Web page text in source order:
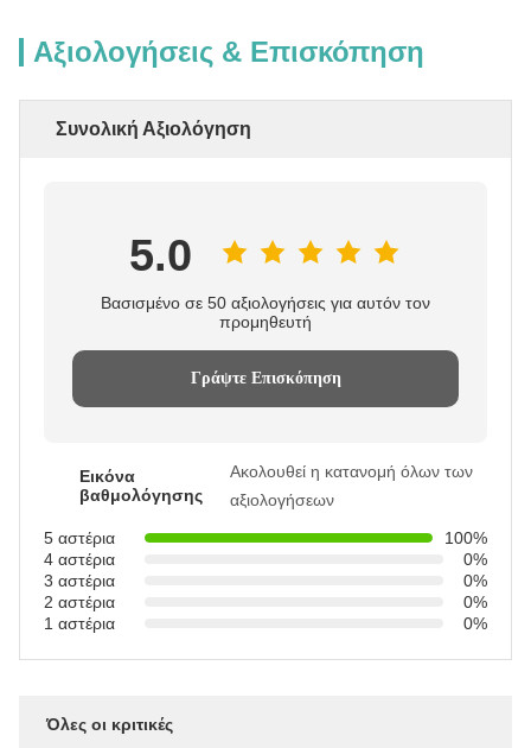
Αξιολογήσεις & Επισκόπηση
Συνολική Αξιολόγηση
5.0
Βασισμένο σε 50 αξιολογήσεις για αυτόν τον
προμηθευτή
Γράψτε Επισκόπηση
Εικόνα
βαθμολόγησης
Ακολουθεί η κατανομή όλων των
αξιολογήσεων
5 αστέρια
100%
4 αστέρια
0%
3 αστέρια
0%
2 αστέρια
0%
1 αστέρια
0%
Όλες οι κριτικές